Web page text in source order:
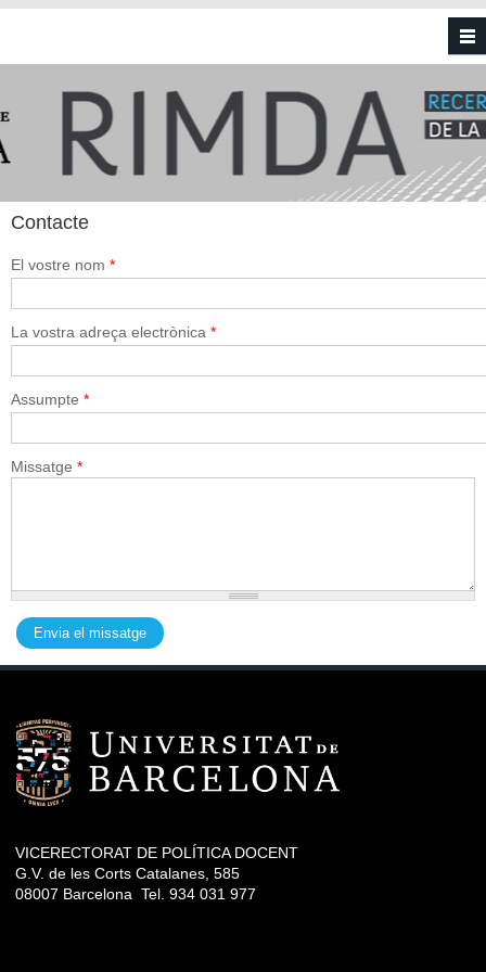
Vés al contingut
Contacte
El vostre nom *
La vostra adreça electrònica *
Assumpte *
Missatge *
VICERECTORAT DE POLÍTICA DOCENT
G.V. de les Corts Catalanes, 585
08007 Barcelona Tel. 934 031 977